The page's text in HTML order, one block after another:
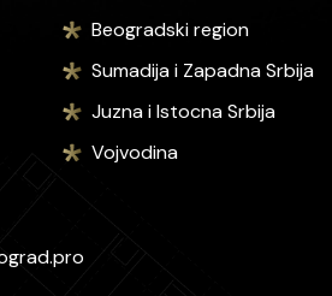
Beogradski region
Sumadija i Zapadna Srbija
Juzna i Istocna Srbija
Vojvodina